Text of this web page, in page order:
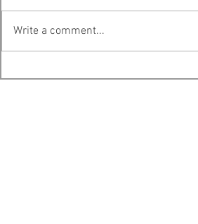
Write a comment...